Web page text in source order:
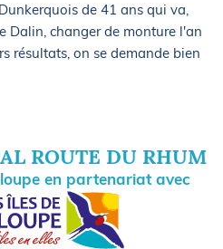
de 41 ans qui va,
Dalin, changer de monture l'an
résultats, on se demande bien
ROUTE DU RHUM
en partenariat avec